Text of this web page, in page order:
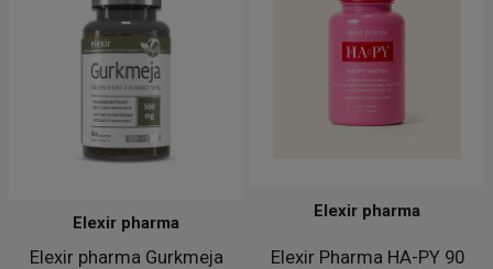
Elexir pharma Gurkmeja
Elexir pharma
Elexir Pharma HA-PY 90
Elexir pharma